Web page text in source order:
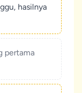
hasilnya
pertama